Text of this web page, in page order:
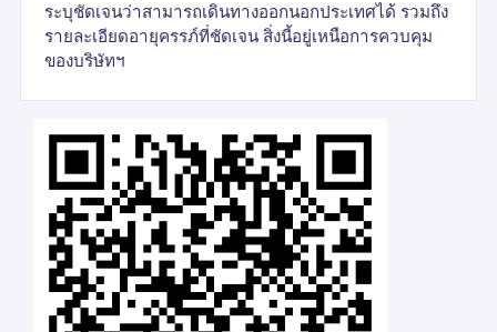
ระบุชัดเจนว่าสามารถเดินทางออกนอกประเทศได้ รวมถึง
รายละเอียดอายุครรภ์ที่ชัดเจน สิ่งนี้อยู่เหนือการควบคุม
ของบริษัทฯ